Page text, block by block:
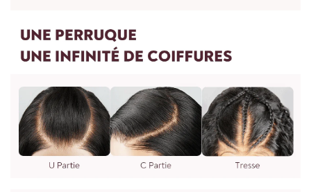
Oui, nous pouvons faire n'importe quelle perruque comme
vous le souhaitez. Vous pouvez nous envoyer des photos et
nous écrire à : vip@shinehair.fr
5.Puis-je avoir un prix de gros si j'en achète plus ?
Oui, vous pouvez avoir un prix de gros si vous nous contactez
pour une commande groupée.
3.WIG MESURE
semaine ou deux semaines dépend de l'utilisation.